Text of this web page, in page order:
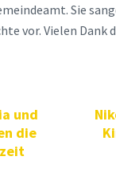
Sie
vor. Vielen Dank
und
die